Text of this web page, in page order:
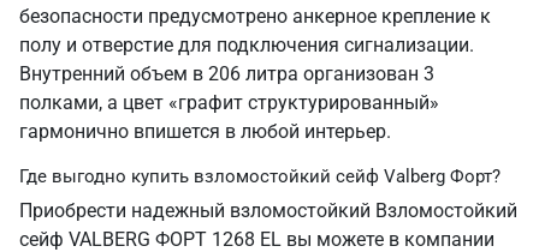
безопасности предусмотрено анкерное крепление к
полу и отверстие для подключения сигнализации.
Внутренний объем в 206 литра организован 3
полками, а цвет «графит структурированный»
гармонично впишется в любой интерьер.
Где выгодно купить взломостойкий сейф Valberg Форт?
Приобрести надежный взломостойкий Взломостойкий
сейф VALBERG ФОРТ 1268 EL вы можете в компании